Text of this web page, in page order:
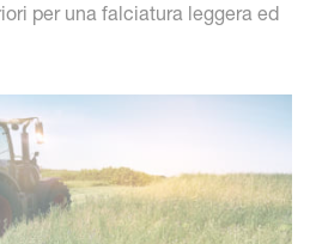
per una falciatura leggera ed